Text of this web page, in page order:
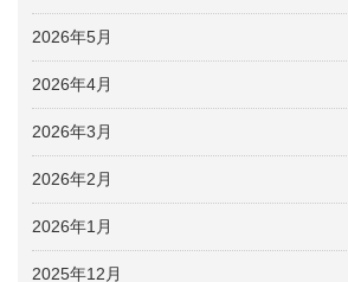
2026年5月
2026年4月
2026年3月
2026年2月
2026年1月
2025年12月